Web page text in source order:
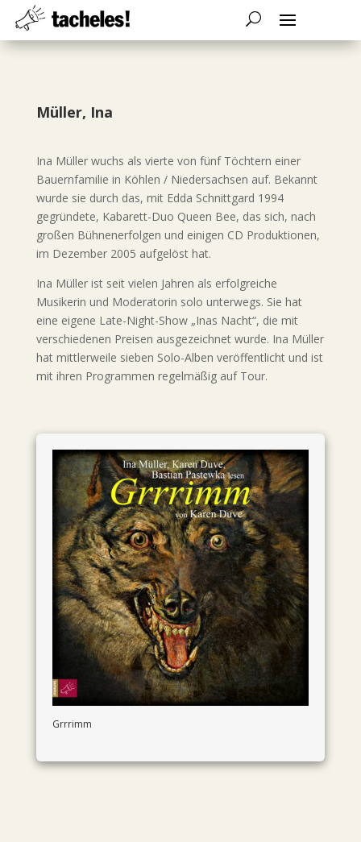
Müller, Ina
Ina Müller wuchs als vierte von fünf Töchtern einer
Bauernfamilie in Köhlen / Niedersachsen auf. Bekannt
wurde sie durch das, mit Edda Schnittgard 1994
gegründete, Kabarett-Duo Queen Bee, das sich, nach
großen Bühnenerfolgen und einigen CD Produktionen,
im Dezember 2005 aufgelöst hat.
Ina Müller ist seit vielen Jahren als erfolgreiche
Musikerin und Moderatorin solo unterwegs. Sie hat
eine eigene Late-Night-Show „Inas Nacht“, die mit
verschiedenen Preisen ausgezeichnet wurde. Ina Müller
hat mittlerweile sieben Solo-Alben veröffentlicht und ist
mit ihren Programmen regelmäßig auf Tour.
Grrrimm